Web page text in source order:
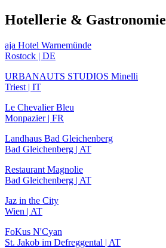
Hotellerie & Gastronomie
aja Hotel Warnemünde
Rostock | DE
URBANAUTS STUDIOS Minelli
Triest | IT
Le Chevalier Bleu
Monpazier | FR
Landhaus Bad Gleichenberg
Bad Gleichenberg | AT
Restaurant Magnolie
Bad Gleichenberg | AT
Jaz in the City
Wien | AT
FoKus N'Cyan
St. Jakob im Defreggental | AT